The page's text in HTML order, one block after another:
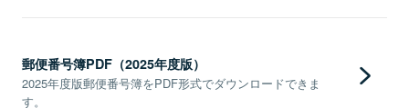
郵便番号簿PDF（2025年度版）
2025年度版郵便番号簿をPDF形式でダウンロードできま
す。